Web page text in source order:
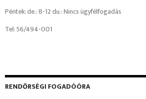
Péntek: de.: 8-12 du.: Nincs ügyfélfogadás
Tel: 56/494-001
RENDŐRSÉGI FOGADÓÓRA